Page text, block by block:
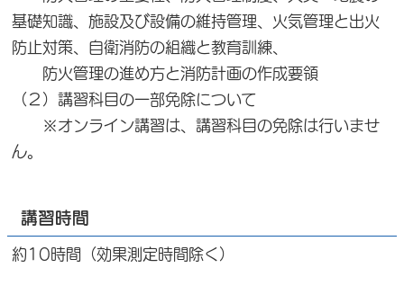
基礎知識、施設及び設備の維持管理、火気管理と出火
防止対策、自衛消防の組織と教育訓練、
防火管理の進め方と消防計画の作成要領
（２）講習科目の一部免除について
※オンライン講習は、講習科目の免除は行いませ
ん。
講習時間
約10時間（効果測定時間除く）